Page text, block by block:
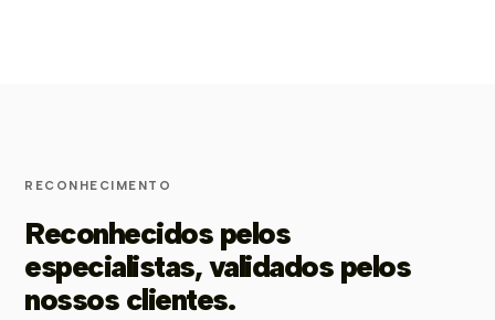
RECONHECIMENTO
Reconhecidos pelos
especialistas, validados pelos
nossos clientes.